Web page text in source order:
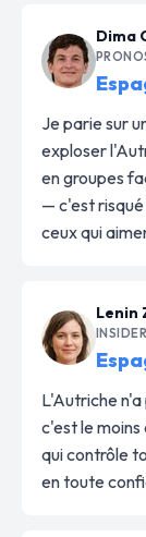
Dima
Je parie sur
exploser
en groupes
— c'est
ceux qui
Lenin
INSIDER
L'Autriche
c'est le moins
qui contrôle
en toute